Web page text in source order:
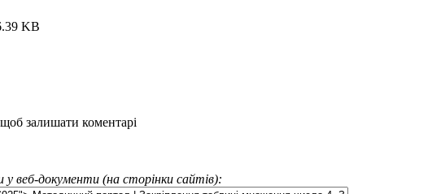
KB
залишати коментарі
у веб-документи (на сторінки сайтів):